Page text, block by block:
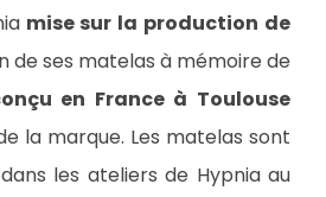
mise sur la production de
de ses matelas à mémoire de
en France à Toulouse
la marque. Les matelas sont
les ateliers de Hypnia au